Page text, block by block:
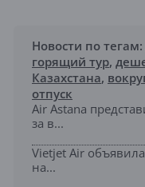
Новости по тегам:
горящий тур,
Казахстана,
отпуск
Air Astana
за в...
Vietjet Air
на...